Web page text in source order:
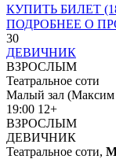
КУПИТЬ БИЛЕТ
ПОДРОБНЕЕ О
30
ДЕВИЧНИК
ВЗРОСЛЫМ
Театральное соти
Малый зал
19:00 12+
ВЗРОСЛЫМ
ДЕВИЧНИК
Театральное соти,